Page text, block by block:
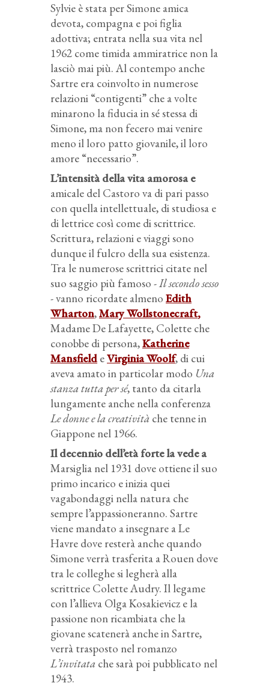
Sylvie è stata per Simone amica
devota, compagna e poi figlia
adottiva; entrata nella sua vita nel
1962 come timida ammiratrice non la
lasciò mai più. Al contempo anche
Sartre era coinvolto in numerose
relazioni “contigenti” che a volte
minarono la fiducia in sé stessa di
Simone, ma non fecero mai venire
meno il loro patto giovanile, il loro
amore “necessario”.
L’intensità della vita amorosa e
amicale del Castoro va di pari passo
con quella intellettuale, di studiosa e
di lettrice così come di scrittrice.
Scrittura, relazioni e viaggi sono
dunque il fulcro della sua esistenza.
Tra le numerose scrittrici citate nel
suo saggio più famoso -Il secondo sesso
- vanno ricordate almeno Edith
Wharton,Mary Wollstonecraft,
Madame De Lafayette, Colette che
conobbe di persona,Katherine
Mansfield eVirginia Woolf, di cui
aveva amato in particolar modo Una
stanza tutta per sé, tanto da citarla
lungamente anche nella conferenza
Le donne e la creatività che tenne in
Giappone nel 1966.
Il decennio dell’età forte la vede a
Marsiglia nel 1931 dove ottiene il suo
primo incarico e inizia quei
vagabondaggi nella natura che
sempre l’appassioneranno. Sartre
viene mandato a insegnare a Le
Havre dove resterà anche quando
Simone verrà trasferita a Rouen dove
tra le colleghe si legherà alla
scrittrice Colette Audry. Il legame
con l’allieva Olga Kosakievicz e la
passione non ricambiata che la
giovane scatenerà anche in Sartre,
verrà trasposto nel romanzo
L’invitata che sarà poi pubblicato nel
1943.